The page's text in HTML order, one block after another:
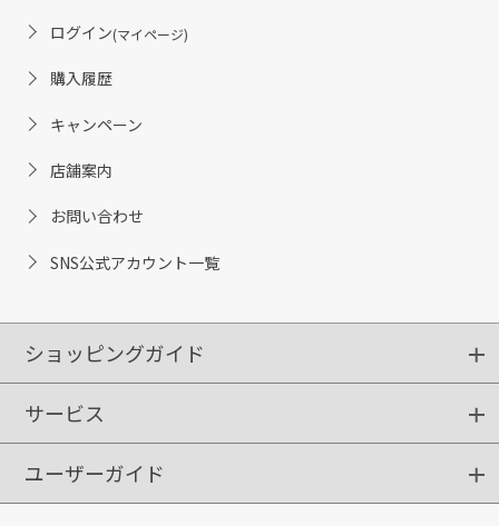
ログイン(マイページ)
購入履歴
キャンペーン
店舗案内
お問い合わせ
SNS公式アカウント一覧
ショッピングガイド
ショッピングガイド
ご注文方法
送料・配送
クーポンご利用方法
サービス
定期購入
ポイントサービス
お知らせメール
ユーザーガイド